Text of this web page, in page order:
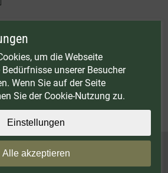
Keine Barauszahlung möglich. Nicht mit
bereits rabattierte Sets.
Qualität)
zuzüglich Versandkosten
+ Lava GmbH & Co. KG: LAVA - Vakuumiergeräte
- Kühlzellen
um die Webseite
unserer Besucher
Wenn Sie auf der Seite
Sie der Cookie-Nutzung zu.
Einstellungen
Alle akzeptieren